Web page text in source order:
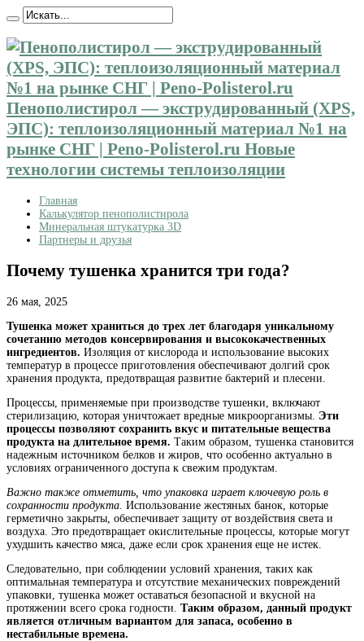
Пенополистирол — экструдированный (XPS,
ЭПС): теплоизоляционный материал №1 на
рынке СНГ | Peno-Polisterol.ru Новые
технологии системы теплоизоляции
Главная
Калькулятор пенополистирола
Минеральная штукатурка 3D
Партнеры и друзья
Почему тушенка хранится три года?
26 мая, 2025
Тушенка может храниться до трех лет благодаря уникальному
сочетанию методов консервирования и высококачественных
ингредиентов. Изоляция от кислорода и использование высоких
температур в процессе приготовления обеспечивают долгий срок
хранения продукта, предотвращая развитие бактерий и плесени.
Процессы, применяемые при производстве тушенки, включают
стерилизацию, которая уничтожает вредные микроорганизмы. Эти
процессы позволяют сохранить вкус и питательные вещества
продукта на длительное время. Таким образом, тушенка становится
надежным источником белков и жиров, что особенно актуально в
условиях ограниченного доступа к свежим продуктам.
Важно также отметить, что упаковка играет ключевую роль в
сохранности продукта. Использование жестяных банок, которые
герметично закрыты, обеспечивает защиту от воздействия света и
воздуха. Это предотвращает окислительные процессы, которые могут
ухудшить качество мяса, даже если срок хранения еще не истек.
Следовательно, при соблюдении условий хранения, таких как
оптимальная температура и отсутствие механических повреждений
упаковки, тушенка может оставаться безопасной и вкусной на
протяжении всего срока годности. Таким образом, данный продукт
является отличным вариантом для запаса, особенно в
нестабильные времена.